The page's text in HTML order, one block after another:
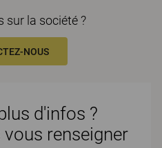
sur la société ?
NOUS
d'infos ?
renseigner